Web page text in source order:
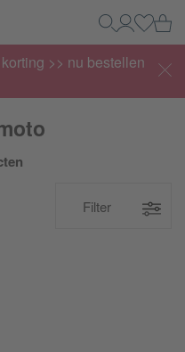
Zoeken
Mijn
>> nu bestellen
Filter